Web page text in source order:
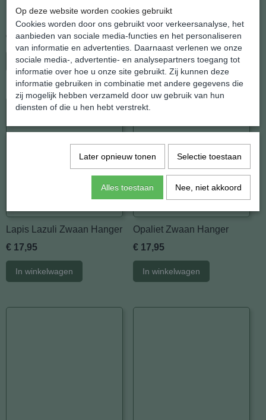
Rozenkwarts Zwaan
Hanger
€ 17,95
In winkelwagen
Jaspis Landschap Zwaan
Hanger
€ 17,95
In winkelwagen
Lapis Lazuli Zwaan Hanger
€ 17,95
In winkelwagen
Opaliet Zwaan Hanger
€ 17,95
In winkelwagen
Op deze website worden cookies gebruikt
Cookies worden door ons gebruikt voor verkeersanalyse, het
aanbieden van sociale media-functies en het personaliseren
van informatie en advertenties. Daarnaast verlenen we onze
sociale media-, advertentie- en analysepartners toegang tot
informatie over hoe u onze site gebruikt. Zij kunnen deze
informatie gebruiken in combinatie met andere gegevens die
zij mogelijk hebben verzameld door uw gebruik van hun
diensten of die u hen hebt verstrekt.
Later opnieuw tonen Selectie toestaan
Alles toestaan Nee, niet akkoord